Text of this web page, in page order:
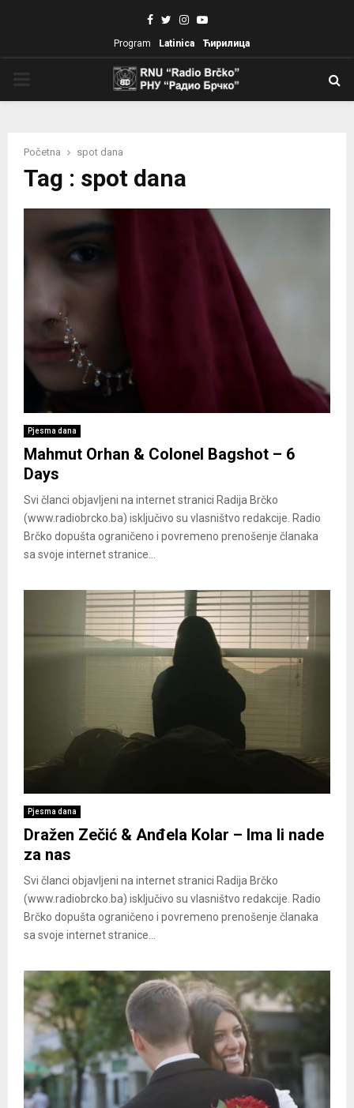
Facebook
TwitterInstagram
Youtube
Program Latinica Ћирилица
Početna spot dana
Tag : spot dana
Pjesma dana
Mahmut Orhan & Colonel Bagshot – 6
Days
Svi članci objavljeni na internet stranici Radija Brčko
(www.radiobrcko.ba) isključivo su vlasništvo redakcije. Radio
Brčko dopušta ograničeno i povremeno prenošenje članaka
sa svoje internet stranice...
Pjesma dana
Dražen Zečić & Anđela Kolar – Ima li nade
za nas
Svi članci objavljeni na internet stranici Radija Brčko
(www.radiobrcko.ba) isključivo su vlasništvo redakcije. Radio
Brčko dopušta ograničeno i povremeno prenošenje članaka
sa svoje internet stranice...